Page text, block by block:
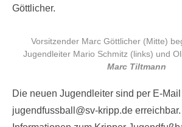
Göttlicher.
Vorsitzender Marc Göttlicher (Mitte)
Jugendleiter Mario Schmitz (links) und
Marc Tiltmann
Die neuen Jugendleiter sind per E-
jugendfussball@sv-kripp.de